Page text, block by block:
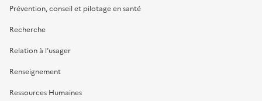
Prévention, conseil et pilotage en santé
Recherche
Relation à l’usager
Renseignement
Ressources Humaines